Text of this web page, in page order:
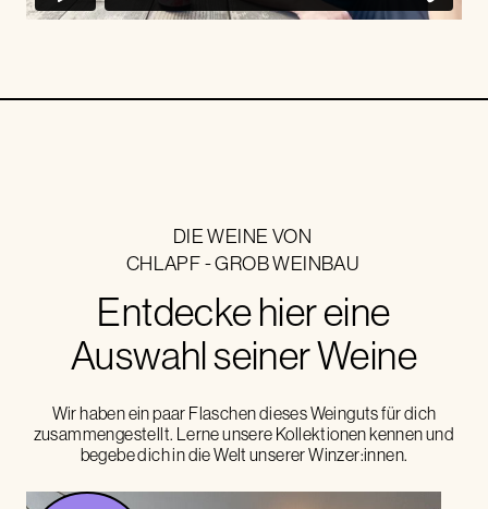
DIE WEINE VON
CHLAPF - GROB WEINBAU
Entdecke hier eine
Auswahl seiner Weine
Wir haben ein paar Flaschen dieses Weinguts für dich
zusammengestellt. Lerne unsere Kollektionen kennen und
begebe dich in die Welt unserer Winzer:innen.